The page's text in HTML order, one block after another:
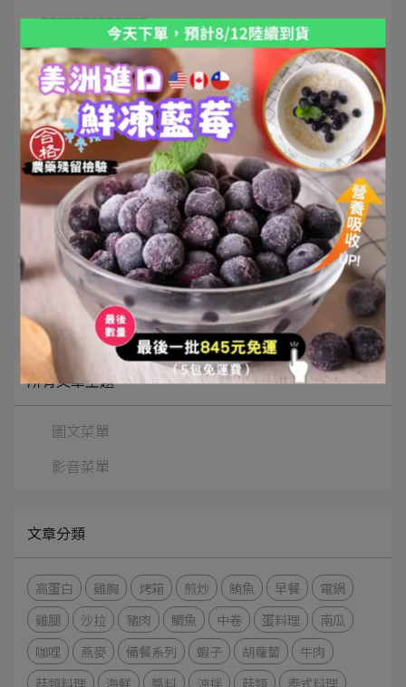
=============
加入LINE@跟我們討論菜單與料理，新菜單不漏接
文章分類 咖哩
所有文章主題
圖文菜單
影音菜單
文章分類
高蛋白 雞胸 烤箱 煎炒 鮪魚 早餐
電鍋
雞腿
沙拉 豬肉 鯛魚 中卷 蛋料理
南瓜
咖哩
燕麥 備餐系列 蝦子 胡蘿蔔
牛肉